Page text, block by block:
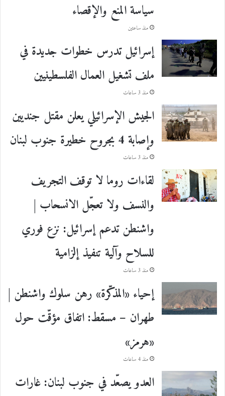
سياسة المنع والإقصاء
منذ ساعتين
إسرائيل تدرس خطوات جديدة في
ملف تشغيل العمال الفلسطينيين
منذ 3 ساعات
الجيش الإسرائيلي يعلن مقتل جنديين
وإصابة 4 بجروح خطيرة جنوب لبنان
منذ 3 ساعات
لقاءات روما لا توقف التجريف
والنسف ولا تعجّل الانسحاب |
واشنطن تدعم إسرائيل: نزع فوري
للسلاح وآلية تنفيذ إلزامية
منذ 3 ساعات
إحياء «المذكّرة» رهن سلوك واشنطن |
طهران – مسقط: اتفاق مؤقّت حول
«هرمز»
منذ 4 ساعات
العدو يصعّد في جنوب لبنان: غارات